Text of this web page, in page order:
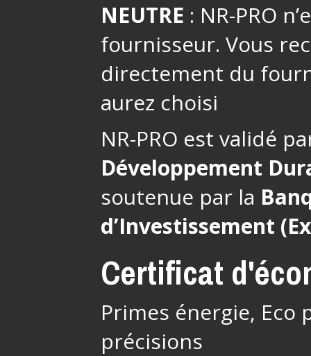
NEUTRE : NR-PRO
fournisseur. Vous
directement du
aurez choisi
NR-PRO est validé
Développement
soutenue par la
d’Investissement
Certificat
Primes énergie, Eco
précisions